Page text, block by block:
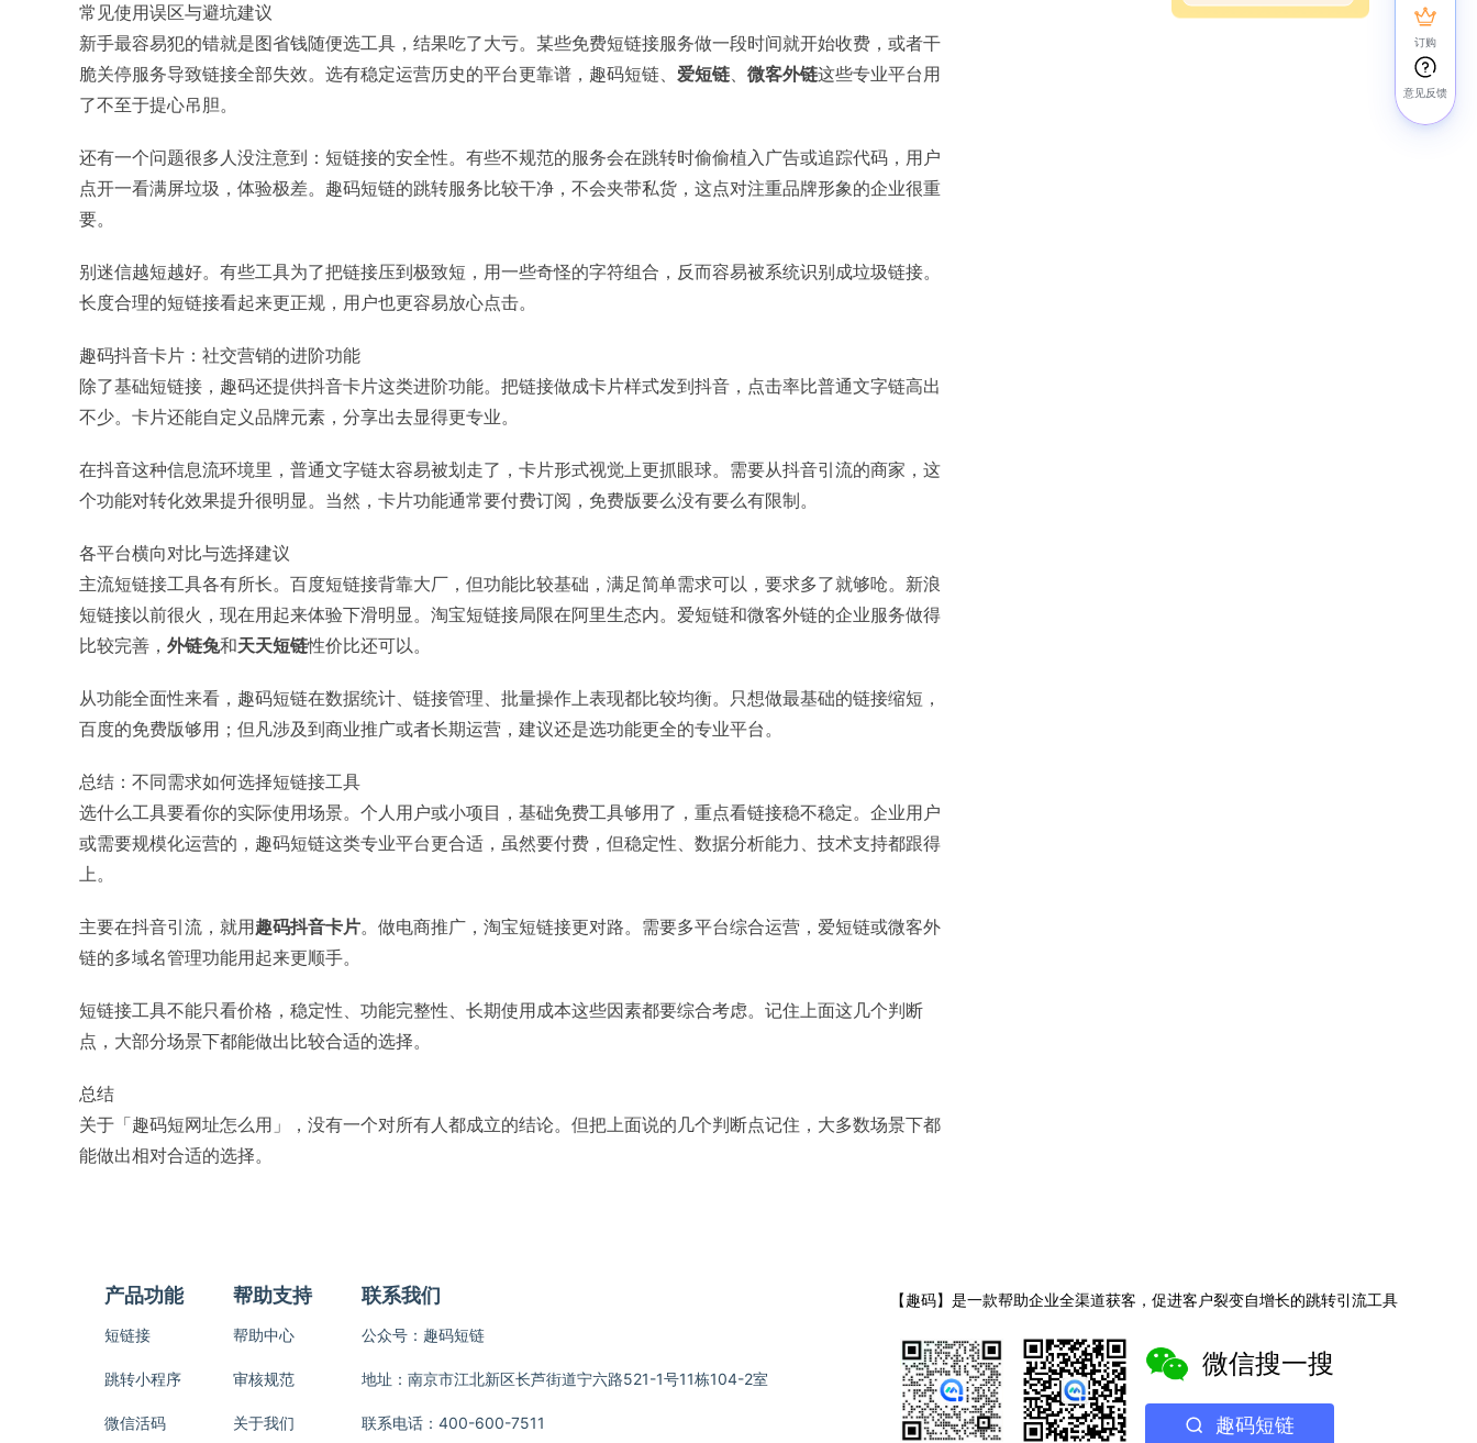
常见使用误区与避坑建议
新手最容易犯的错就是图省钱随便选工具，结果吃了大亏。某些免费短链接服务做一段时间就开始收费，或者干
脆关停服务导致链接全部失效。选有稳定运营历史的平台更靠谱，趣码短链、 爱短链、 微客外链这些专业平台用
了不至于提心吊胆。
还有一个问题很多人没注意到：短链接的安全性。有些不规范的服务会在跳转时偷偷植入广告或追踪代码，用户
点开一看满屏垃圾，体验极差。趣码短链的跳转服务比较干净，不会夹带私货，这点对注重品牌形象的企业很重
要。
别迷信越短越好。有些工具为了把链接压到极致短，用一些奇怪的字符组合，反而容易被系统识别成垃圾链接。
长度合理的短链接看起来更正规，用户也更容易放心点击。
趣码抖音卡片：社交营销的进阶功能
除了基础短链接，趣码还提供抖音卡片这类进阶功能。把链接做成卡片样式发到抖音，点击率比普通文字链高出
不少。卡片还能自定义品牌元素，分享出去显得更专业。
在抖音这种信息流环境里，普通文字链太容易被划走了，卡片形式视觉上更抓眼球。需要从抖音引流的商家，这
个功能对转化效果提升很明显。当然，卡片功能通常要付费订阅，免费版要么没有要么有限制。
各平台横向对比与选择建议
主流短链接工具各有所长。百度短链接背靠大厂，但功能比较基础，满足简单需求可以，要求多了就够呛。新浪
短链接以前很火，现在用起来体验下滑明显。淘宝短链接局限在阿里生态内。爱短链和微客外链的企业服务做得
比较完善， 外链兔和天天短链性价比还可以。
从功能全面性来看，趣码短链在数据统计、链接管理、批量操作上表现都比较均衡。只想做最基础的链接缩短，
百度的免费版够用；但凡涉及到商业推广或者长期运营，建议还是选功能更全的专业平台。
总结：不同需求如何选择短链接工具
选什么工具要看你的实际使用场景。个人用户或小项目，基础免费工具够用了，重点看链接稳不稳定。企业用户
或需要规模化运营的，趣码短链这类专业平台更合适，虽然要付费，但稳定性、数据分析能力、技术支持都跟得
上。
主要在抖音引流，就用趣码抖音卡片。做电商推广，淘宝短链接更对路。需要多平台综合运营，爱短链或微客外
链的多域名管理功能用起来更顺手。
短链接工具不能只看价格，稳定性、功能完整性、长期使用成本这些因素都要综合考虑。记住上面这几个判断
点，大部分场景下都能做出比较合适的选择。
总结
关于「趣码短网址怎么用」，没有一个对所有人都成立的结论。但把上面说的几个判断点记住，大多数场景下都
能做出相对合适的选择。
产品功能
短链接
跳转小程序
微信活码
帮助支持
帮助中心
审核规范
关于我们
联系我们
公众号：趣码短链
地址：南京市江北新区长芦街道宁六路521-1号11栋104-2室
联系电话：400-600-7511
【趣码】是一款帮助企业全渠道获客，促进客户裂变自增长的跳转引流工具
微信搜一搜
趣码短链
订购
意见反馈